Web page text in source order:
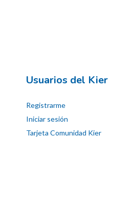
Usuarios del Kier
Registrarme
Iniciar sesión
Tarjeta Comunidad Kier